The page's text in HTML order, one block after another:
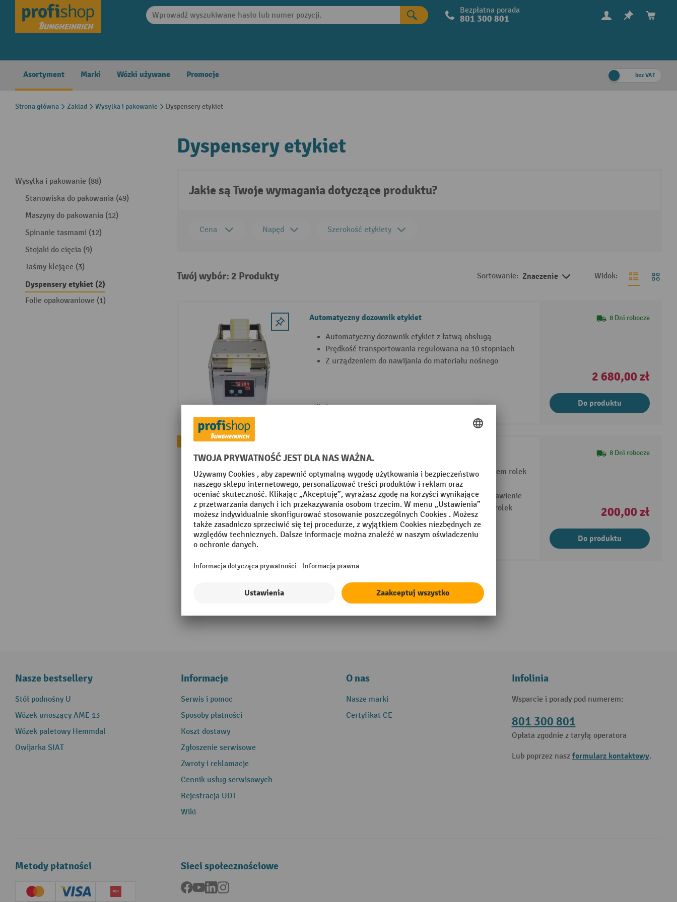
Skip to main navigation Bezpłatna porada
801 300 801
Asortyment Marki Wózki używane Promocje bez VAT
Strona główna Zaklad Wysylka i pakowanie Dyspensery etykiet
Wysylka i pakowanie (88)
Stanowiska do pakowania (49)
Maszyny do pakowania (12)
Spinanie tasmami (12)
Stojaki do cięcia (9)
Taśmy klejące (3)
Dyspensery etykiet (2)
Folie opakowaniowe (1)
Dyspensery etykiet
Jakie są Twoje wymagania dotyczące produktu?
Cena Napęd Szerokość etykiety
Twój wybór: 2 Produkty Sortowanie: Znaczenie Widok:
Automatyczny dozownik etykiet
Automatyczny dozownik etykiet z łatwą obsługą
Prędkość transportowania regulowana na 10 stopniach
Z urządzeniem do nawijania do materiału nośnego
2 Warianty
8 Dni robocze
2 680,00 zł
Do produktu
Topseller
Ręczny dozownik etykiet
Stołowy dozownik etykiet do wyboru z rozdzielaczem rolek
lub bez
Stopy z miękkiej gumy zapewniają bezpieczne ustawienie
W zależności od wersji z rozdzielaczami do wielu rolek
etykiet
8 Dni robocze
200,00 zł
Do produktu
Nasze bestsellery
Stół podnośny U
Wózek unoszący AME 13
Wózek paletowy Hemmdal
Owijarka SIAT
Informacje
Serwis i pomoc
Sposoby płatności
Koszt dostawy
Zgłoszenie serwisowe
Zwroty i reklamacje
Cennik usług serwisowych
Rejestracja UDT
Wiki
O nas
Nasze marki
Certyfikat CE
Infolinia
Wsparcie i porady pod numerem:
801 300 801
Opłata zgodnie z taryfą operatora
Lub poprzez nasz formularz kontaktowy.
Metody płatności
Creditcard (Master)Creditcard (Visa)
P24
Sieci społecznościowe
Facebook
YouTubeLinkedInInstagram